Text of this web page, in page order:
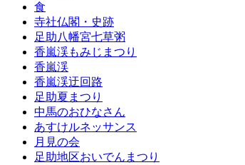
食
寺社仏閣・史跡
足助八幡宮七草粥
香嵐渓もみじまつり
香嵐渓
香嵐渓迂回路
足助夏まつり
中馬のおひなさん
あすけルネッサンス
月見の会
足助地区おいでんまつり